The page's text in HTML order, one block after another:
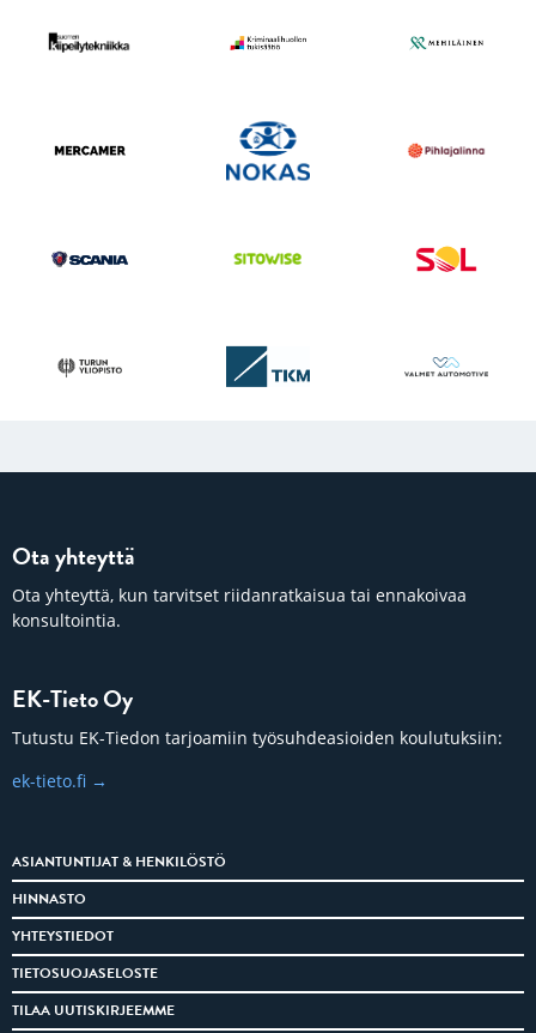
Ota yhteyttä
Ota yhteyttä, kun tarvitset riidanratkaisua tai ennakoivaa
konsultointia.
EK-Tieto Oy
Tutustu EK-Tiedon tarjoamiin työsuhdeasioiden koulutuksiin:
ek-tieto.fi
ASIANTUNTIJAT & HENKILÖSTÖ
HINNASTO
YHTEYSTIEDOT
TIETOSUOJASELOSTE
TILAA UUTISKIRJEEMME